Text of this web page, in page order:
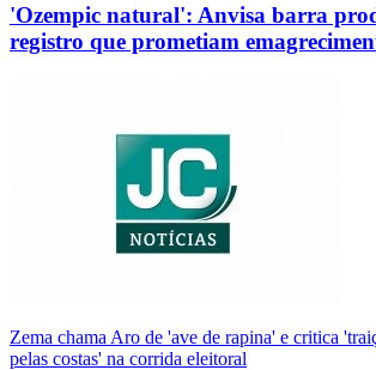
'Ozempic natural': Anvisa barra
registro que prometiam
Zema chama Aro de 'ave de rapina' e critica
pelas costas' na corrida eleitoral